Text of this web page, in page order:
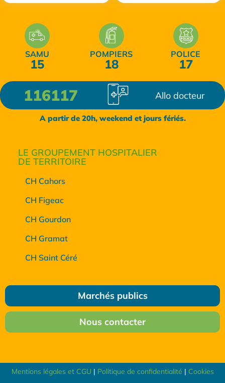
SAMU
15
POMPIERS
18
POLICE
17
116117 Allo docteur
A partir de 20h, weekend et jours fériés.
LE GROUPEMENT HOSPITALIER
DE TERRITOIRE
CH Cahors
CH Figeac
CH Gourdon
CH Gramat
CH Saint Céré
Marchés publics
Nous contacter
Mentions légales et CGU | Politique de confidentialité | Cookies